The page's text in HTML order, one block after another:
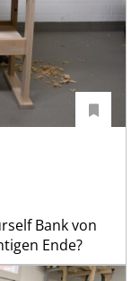
Bank von
Ende?